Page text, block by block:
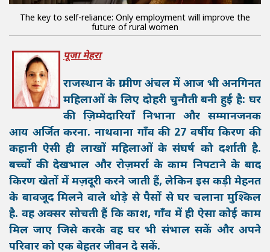
The key to self-reliance: Only employment will improve the
future of rural women
पूजा मेहरा
राजस्थान के ग्रामीण अंचल में आज भी अनगिनत
महिलाओं के लिए दोहरी चुनौती बनी हुई है: घर
की ज़िम्मेदारियाँ निभाना और सम्मानजनक
आय अर्जित करना. नाथवाना गाँव की 27 वर्षीय किरण की
कहानी ऐसी ही लाखों महिलाओं के संघर्ष को दर्शाती है.
बच्चों की देखभाल और रोज़मर्रा के काम निपटाने के बाद
किरण खेतों में मज़दूरी करने जाती हैं, लेकिन इस कड़ी मेहनत
के बावजूद मिलने वाले थोड़े से पैसों से घर चलाना मुश्किल
है. वह अक्सर सोचती हैं कि काश, गाँव में ही ऐसा कोई काम
मिल जाए जिसे करके वह घर भी संभाल सकें और अपने
परिवार को एक बेहतर जीवन दे सकें.